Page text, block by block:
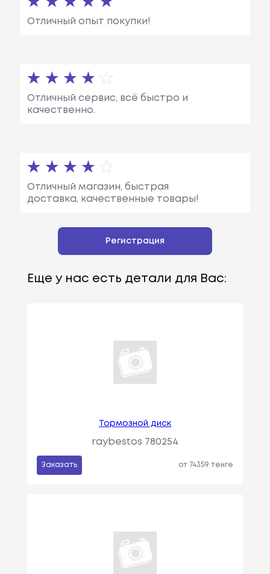
Отличный опыт покупки!
Отличный сервис, всё быстро и
качественно.
Отличный магазин, быстрая
доставка, качественные товары!
Регистрация
Еще у нас есть детали для Вас:
Тормозной диск
raybestos 780254
Заказать от 74359 тенге